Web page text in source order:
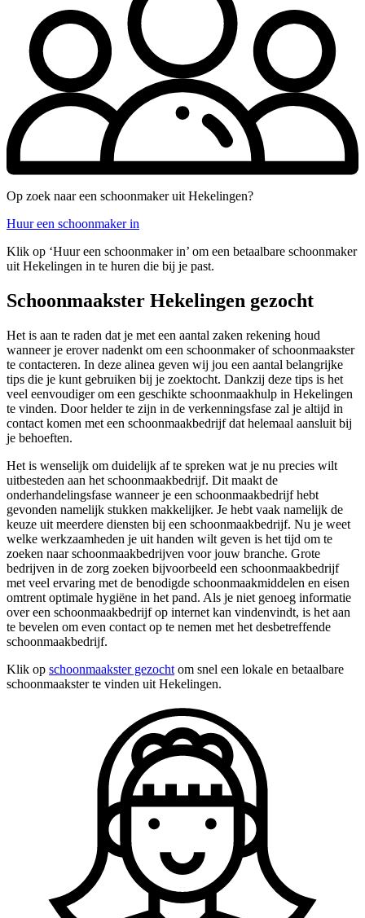
Op zoek naar een schoonmaker uit Hekelingen?
Huur een schoonmaker in
Klik op ‘Huur een schoonmaker in’ om een betaalbare schoonmaker
uit Hekelingen in te huren die bij je past.
Schoonmaakster Hekelingen gezocht
Het is aan te raden dat je met een aantal zaken rekening houd
wanneer je erover nadenkt om een schoonmaker of schoonmaakster
te contacteren. In deze alinea geven wij jou een aantal belangrijke
tips die je kunt gebruiken bij je zoektocht. Dankzij deze tips is het
veel eenvoudiger om een geschikte schoonmaakhulp in Hekelingen
te vinden. Door helder te zijn in de verkenningsfase zal je altijd in
contact komen met een schoonmaakbedrijf dat helemaal aansluit bij
je behoeften.
Het is wenselijk om duidelijk af te spreken wat je nu precies wilt
uitbesteden aan het schoonmaakbedrijf. Dit maakt de
onderhandelingsfase wanneer je een schoonmaakbedrijf hebt
gevonden namelijk stukken makkelijker. Je hebt vaak namelijk de
keuze uit meerdere diensten bij een schoonmaakbedrijf. Nu je weet
welke werkzaamheden je uit handen wilt geven is het tijd om te
zoeken naar schoonmaakbedrijven voor jouw branche. Grote
bedrijven in de zorg zoeken bijvoorbeeld een schoonmaakbedrijf
met veel ervaring met de benodigde schoonmaakmiddelen en eisen
omtrent optimale hygiëne in het pand. Als je niet genoeg informatie
over een schoonmaakbedrijf op internet kan vindenvindt, is het aan
te bevelen om even contact op te nemen met het desbetreffende
schoonmaakbedrijf.
Klik op schoonmaakster gezocht om snel een lokale en betaalbare
schoonmaakster te vinden uit Hekelingen.